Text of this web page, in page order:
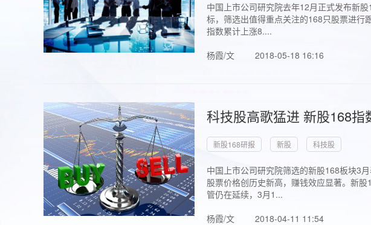
中国上市公司研究院去年12月正式发布新
标，筛选出值得重点关注的168只股票进行
指数累计上涨8....
杨霞/文
2018-05-18 16:16
科技股高歌猛进 新股168指
新股168研报 新股 科技股
中国上市公司研究院筛选的新股168板块3
股票价格创历史新高，赚钱效应显著。新
管仍在延续，3月1...
杨霞/文
2018-04-11 11:54